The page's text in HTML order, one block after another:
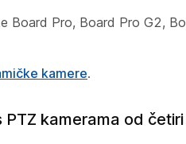
Board Pro, Board Pro G2,
kamere.
kamerama od